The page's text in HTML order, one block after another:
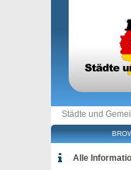
Städte und
Alle